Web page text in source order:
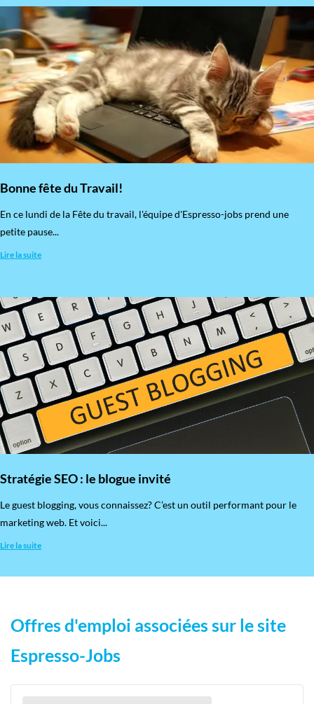
Bonne fête du Travail!
En ce lundi de la Fête du travail, l'équipe d'Espresso-jobs prend une
petite pause...
Lire la suite
Stratégie SEO : le blogue invité
​Le guest blogging, vous connaissez? C’est un outil performant pour le
marketing web. Et voici...
Lire la suite
Offres d'emploi associées sur le site
Espresso-Jobs